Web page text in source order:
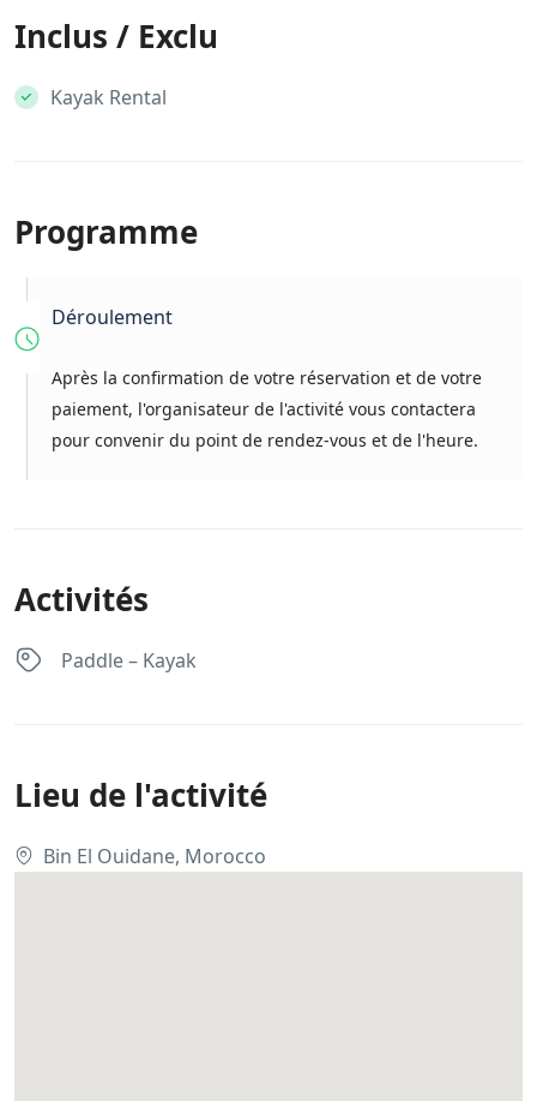
Inclus / Exclu
Kayak Rental
Programme
Déroulement
Après la confirmation de votre réservation et de votre
paiement, l'organisateur de l'activité vous contactera
pour convenir du point de rendez-vous et de l'heure.
Activités
Paddle – Kayak
Lieu de l'activité
Bin El Ouidane, Morocco